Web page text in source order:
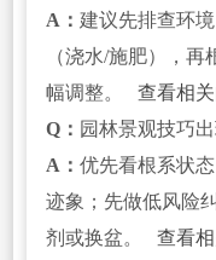
A： 建议先排查环
（浇水/施肥），
幅调整。
查看相
Q： 园林景观技巧
A： 优先看根系状
迹象；先做低风险
剂或换盆。
查看